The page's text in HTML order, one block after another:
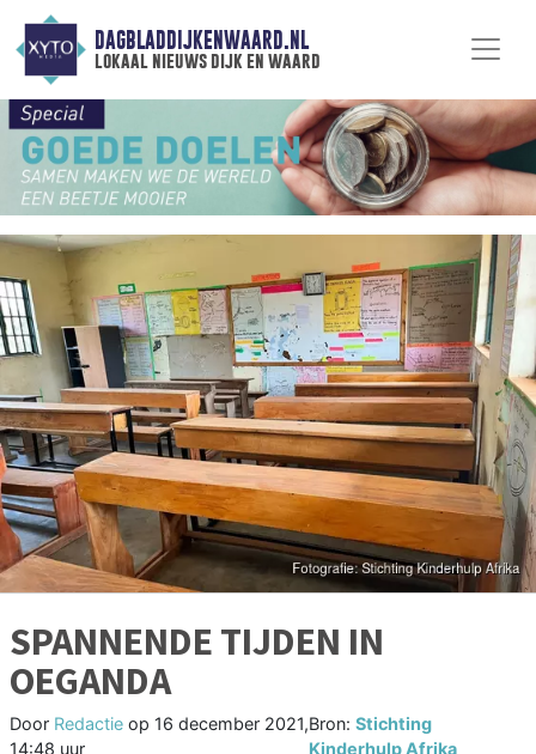
DAGBLADDIJKENWAARD.NL
lokaal nieuws dijk en waard
SPANNENDE TIJDEN IN
OEGANDA
Door Redactie op 16 december 2021,
14:48 uur
Bron:Stichting
Kinderhulp Afrika